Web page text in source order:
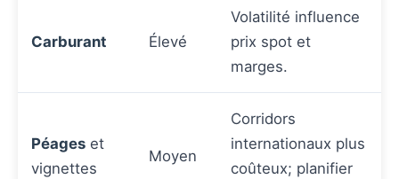
Carburant Élevé
Volatilité influence
prix spot et
marges.
Péages et
vignettes
Moyen
Corridors
internationaux plus
coûteux; planifier